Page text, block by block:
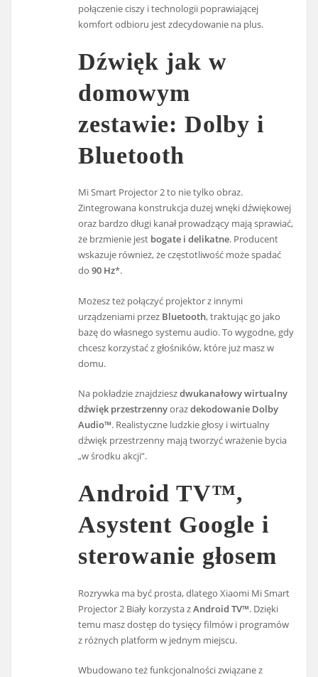
połączenie ciszy i technologii poprawiającej
komfort odbioru jest zdecydowanie na plus.
Dźwięk jak w
domowym
zestawie: Dolby i
Bluetooth
Mi Smart Projector 2 to nie tylko obraz.
Zintegrowana konstrukcja dużej wnęki dźwiękowej
oraz bardzo długi kanał prowadzący mają sprawiać,
że brzmienie jest bogate i delikatne. Producent
wskazuje również, że częstotliwość może spadać
do90 Hz*.
Możesz też połączyć projektor z innymi
urządzeniami przez Bluetooth, traktując go jako
bazę do własnego systemu audio. To wygodne, gdy
chcesz korzystać z głośników, które już masz w
domu.
Na pokładzie znajdzieszdwukanałowy wirtualny
dźwięk przestrzennyorazdekodowanie Dolby
Audio™. Realistyczne ludzkie głosy i wirtualny
dźwięk przestrzenny mają tworzyć wrażenie bycia
„w środku akcji”.
Android TV™,
Asystent Google i
sterowanie głosem
Rozrywka ma być prosta, dlatego Xiaomi Mi Smart
Projector 2 Biały korzysta zAndroid TV™. Dzięki
temu masz dostęp do tysięcy filmów i programów
z różnych platform w jednym miejscu.
Wbudowano też funkcjonalności związane z